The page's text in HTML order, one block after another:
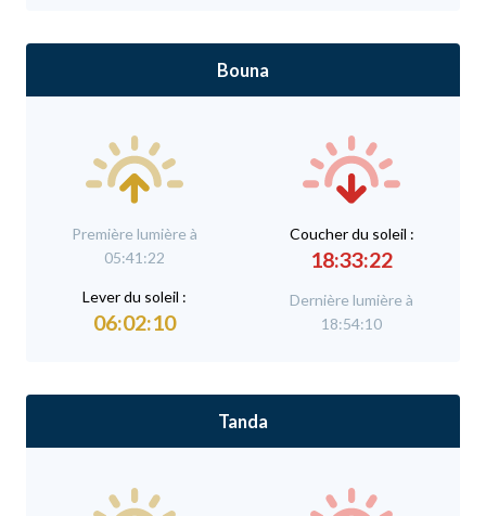
Bouna
Première lumière à
05:41:22
Lever du soleil :
06:02:10
Coucher du soleil :
18:33:22
Dernière lumière à
18:54:10
Tanda